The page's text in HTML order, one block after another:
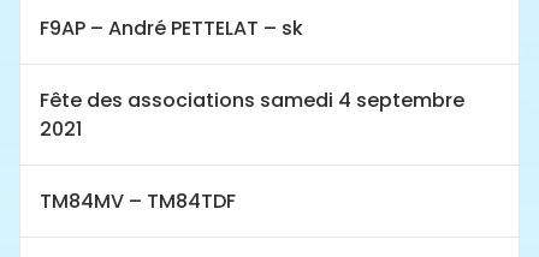
F9AP – André PETTELAT – sk
Fête des associations samedi 4 septembre
2021
TM84MV – TM84TDF